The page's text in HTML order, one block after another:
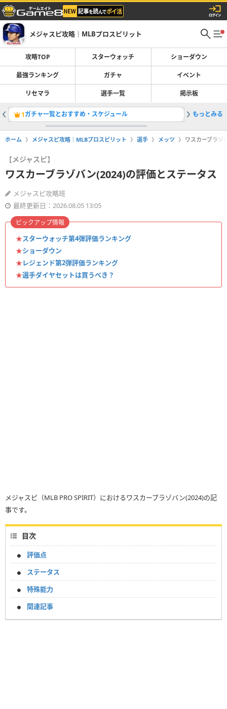
メジャスピ攻略｜MLBプロスピリット
攻略TOP スターウォッチ ショーダウン
最強ランキング ガチャ イベント
リセマラ 選手一覧 掲示板
1ガチャ一覧とおすすめ・スケジュール 2最強選
もっとみる
ホーム メジャスピ攻略｜MLBプロスピリット 選手 メッツ ワスカーブラゾ
【メジャスピ】
ワスカーブラゾバン(2024)の評価とステータス
メジャスピ攻略班
最終更新日：2026.08.05 13:05
★スターウォッチ第4弾評価ランキング
★ショーダウン
★レジェンド第2弾評価ランキング
★選手ダイヤセットは買うべき？
ピックアップ情報
メジャスピ（MLB PRO SPIRIT）におけるワスカーブラゾバン(2024)の記
事です。
目次
評価点
ステータス
特殊能力
関連記事